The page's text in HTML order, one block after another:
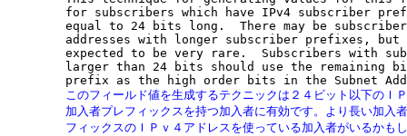
for subscribers which have IPv4 subscriber
equal to 24 bits long.  There may be
addresses with longer subscriber prefixes, but
expected to be very rare.  Subscribers with
larger than 24 bits should use the remaining
このフィールド値を生成するテクニックは２４ビット以下のＩ
加入者プレフィックスを持つ加入者に有効です。より長い加入
フィックスのＩＰｖ４アドレスを使っている加入者がいるかも